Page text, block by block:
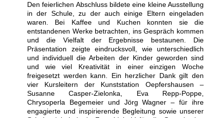
Den feierlichen Abschluss bildete eine kleine Ausstellung
in der Schule, zu der auch einige Eltern eingeladen
waren. Bei Kaffee und Kuchen konnten sie die
entstandenen Werke betrachten, ins Gespräch kommen
und die Vielfalt der Ergebnisse bestaunen. Die
Präsentation zeigte eindrucksvoll, wie unterschiedlich
und individuell die Arbeiten der Kinder geworden sind
und wie viel Kreativität in einer einzigen Woche
freigesetzt werden kann. Ein herzlicher Dank gilt den
vier Kursleitern der Kunststation Oepfershausen –
Susanne Casper-Zielonka, Eva Repp-Poppe,
Chrysoperla Begemeier und Jörg Wagner – für ihre
engagierte und inspirierende Begleitung sowie unserer